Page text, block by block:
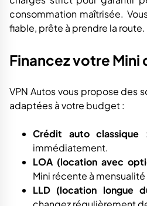
consommation maîtrisée.
fiable, prête à prendre la route.
Financez votre Mini
VPN Autos vous propose des
adaptées à votre budget :
Crédit auto classique
immédiatement.
LOA (location avec
Mini récente à
LLD (location longue